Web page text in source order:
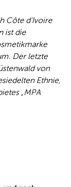
Côte d’Ivoire
ist die
Der letzte
von
Ethnie,
„MPA